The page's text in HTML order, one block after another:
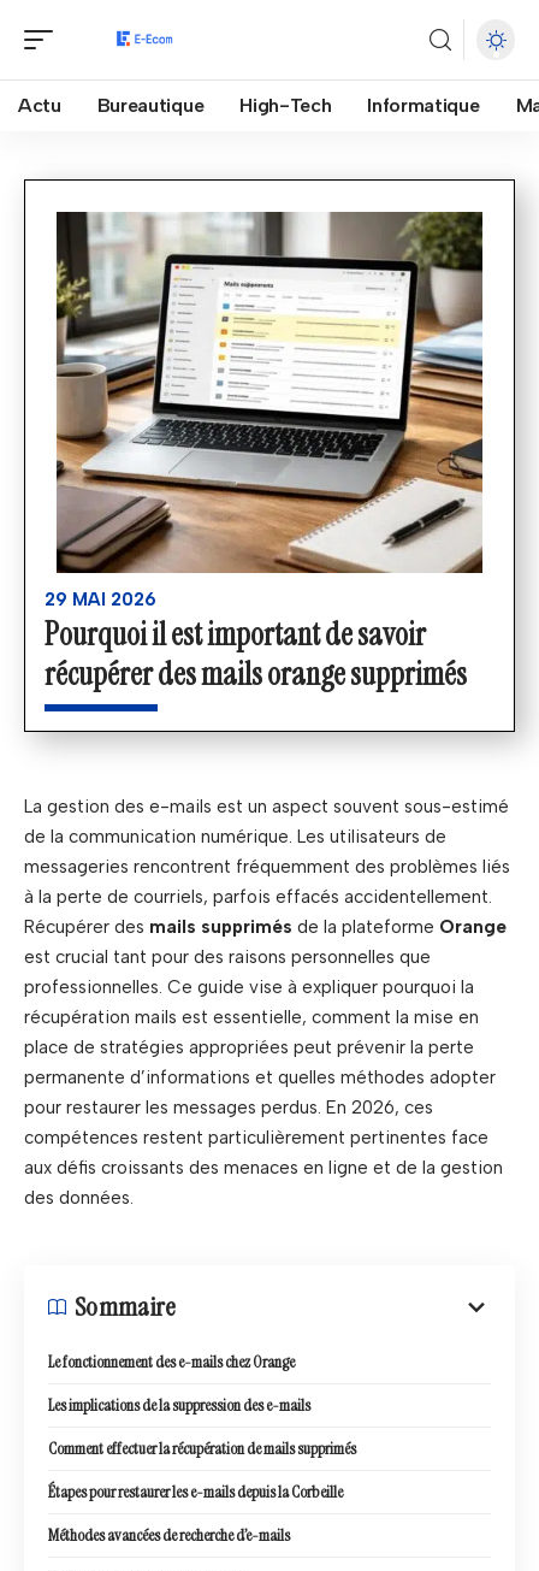
Actu Bureautique High-Tech Informatique
29 MAI 2026
Pourquoi il est important de savoir
récupérer des mails orange supprimés
La gestion des e-mails est un aspect souvent sous-estimé
de la communication numérique. Les utilisateurs de
messageries rencontrent fréquemment des problèmes liés
à la perte de courriels, parfois effacés accidentellement.
Récupérer des mails supprimés de la plateforme Orange
est crucial tant pour des raisons personnelles que
professionnelles. Ce guide vise à expliquer pourquoi la
récupération mails est essentielle, comment la mise en
place de stratégies appropriées peut prévenir la perte
permanente d’informations et quelles méthodes adopter
pour restaurer les messages perdus. En 2026, ces
compétences restent particulièrement pertinentes face
aux défis croissants des menaces en ligne et de la gestion
des données.
Sommaire
Le fonctionnement des e-mails chez Orange
Les implications de la suppression des e-mails
Comment effectuer la récupération de mails supprimés
Étapes pour restaurer les e-mails depuis la Corbeille
Méthodes avancées de recherche d’e-mails